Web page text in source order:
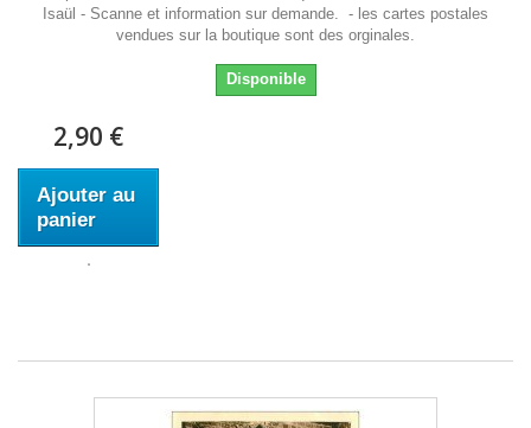
Isaül - Scanne et information sur demande. - les cartes postales
vendues sur la boutique sont des orginales.
Disponible
2,90 €
Ajouter au
panier